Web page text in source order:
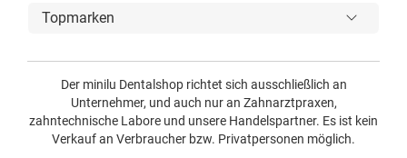
Topmarken
Der minilu Dentalshop richtet sich ausschließlich an
Unternehmer, und auch nur an Zahnarztpraxen,
zahntechnische Labore und unsere Handelspartner. Es ist kein
Verkauf an Verbraucher bzw. Privatpersonen möglich.